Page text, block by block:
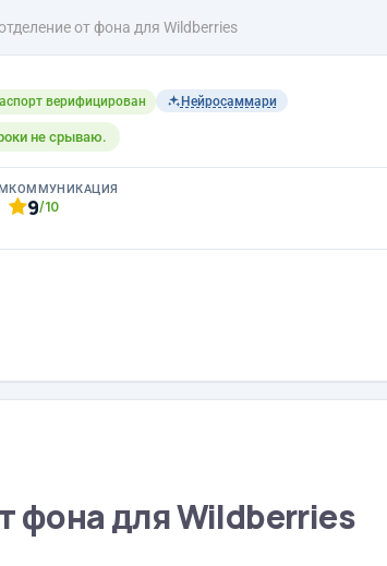
от фона для Wildberries
верифицирован Нейросаммари
не срываю.
КОММУНИКАЦИЯ
9/10
фона для Wildberries